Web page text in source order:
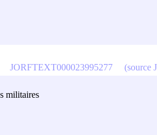
militaires
JORFTEXT000023995277 (source